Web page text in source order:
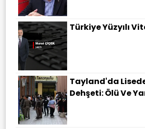
Türkiye Yüzyılı
Tayland'da Lisede
Dehşeti: Ölü Ve